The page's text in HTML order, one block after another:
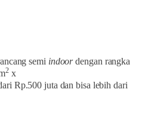
semi indoordengan rangka
2x
Rp.500 juta dan bisa lebih dari